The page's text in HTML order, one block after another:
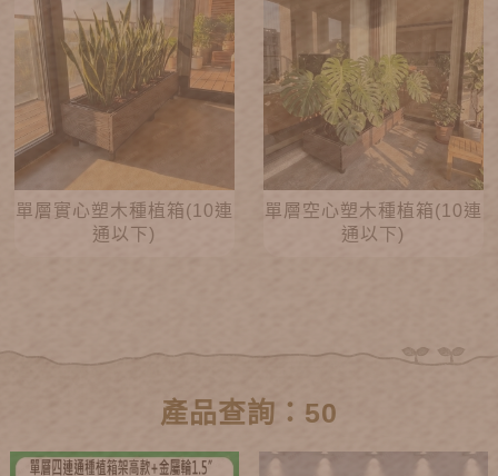
單層實心塑木種植箱(10連
通以下)
單層空心塑木種植箱(10連
通以下)
產品查詢：50